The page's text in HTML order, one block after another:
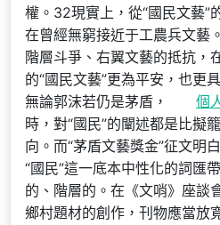
權。32現實上，從“國民文藝”
在曾經無窮接近于工農兵文藝
階層斗爭、右翼文藝的抵抗，
的“國民文藝”更為平安，也更
無論郭沫若仍是茅盾，
個
時，對“國民”的闡述都是比擬
向。而“茅盾文藝獎金”征文明
“國民”這一底本中性化的詞匯
的、階層的。在《文哨》座談
鄉村題材的創作，刊物應當放